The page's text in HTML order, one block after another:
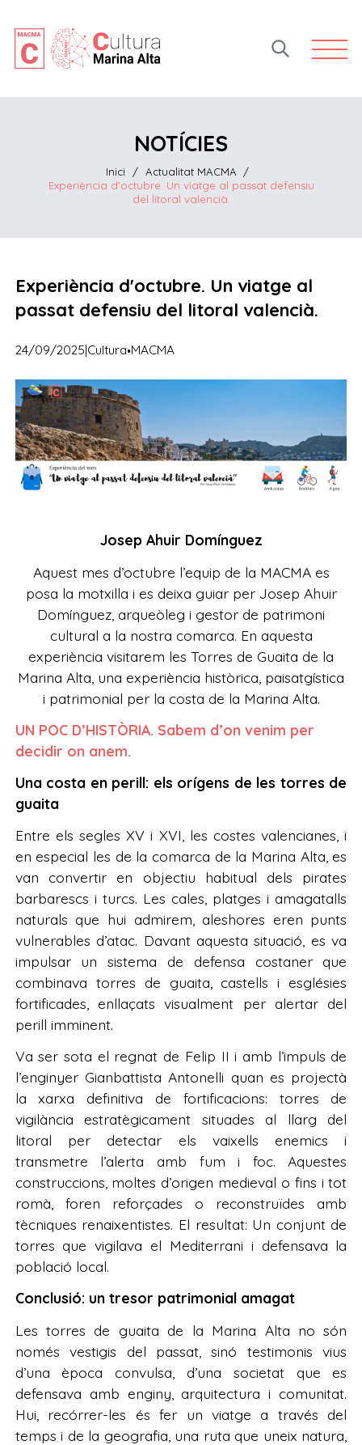
Open
NOTÍCIES
Inici / Actualitat MACMA
/
Experiència d'octubre. Un viatge al passat defensiu
del litoral valencià.
Experiència d'octubre. Un viatge al
passat defensiu del litoral valencià.
24/09/2025|Cultura·MACMA
Josep Ahuir Domínguez
Aquest mes d’octubre l’equip de la MACMA es
posa la motxilla i es deixa guiar per Josep Ahuir
Domínguez, arqueòleg i gestor de patrimoni
cultural a la nostra comarca. En aquesta
experiència visitarem les Torres de Guaita de la
Marina Alta, una experiència històrica, paisatgística
i patrimonial per la costa de la Marina Alta.
UN POC D’HISTÒRIA. Sabem d’on venim per
decidir on anem.
Una costa en perill: els orígens de les torres de
guaita
Entre els segles XV i XVI, les costes valencianes, i
en especial les de la comarca de la Marina Alta, es
van convertir en objectiu habitual dels pirates
barbarescs i turcs. Les cales, platges i amagatalls
naturals que hui admirem, aleshores eren punts
vulnerables d’atac. Davant aquesta situació, es va
impulsar un sistema de defensa costaner que
combinava torres de guaita, castells i esglésies
fortificades, enllaçats visualment per alertar del
perill imminent.
Va ser sota el regnat de Felip II i amb l’impuls de
l’enginyer Gianbattista Antonelli quan es projectà
la xarxa definitiva de fortificacions: torres de
vigilància estratègicament situades al llarg del
litoral per detectar els vaixells enemics i
transmetre l’alerta amb fum i foc. Aquestes
construccions, moltes d’origen medieval o fins i tot
romà, foren reforçades o reconstruïdes amb
tècniques renaixentistes. El resultat: Un conjunt de
torres que vigilava el Mediterrani i defensava la
població local.
Conclusió: un tresor patrimonial amagat
Les torres de guaita de la Marina Alta no són
només vestigis del passat, sinó testimonis vius
d’una època convulsa, d’una societat que es
defensava amb enginy, arquitectura i comunitat.
Hui, recórrer-les és fer un viatge a través del
temps i de la geografia, una ruta que uneix natura,